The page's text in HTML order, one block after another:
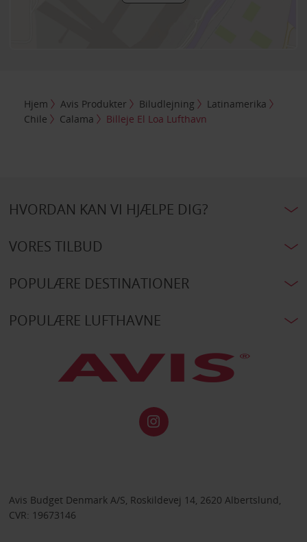
Hjem Avis Produkter Biludlejning
Latinamerika
Chile
Calama Billeje El Loa Lufthavn
HVORDAN KAN VI HJÆLPE DIG?
VORES TILBUD
POPULÆRE DESTINATIONER
POPULÆRE LUFTHAVNE
Avis Budget Denmark A/S, Roskildevej 14, 2620 Albertslund,
CVR: 19673146